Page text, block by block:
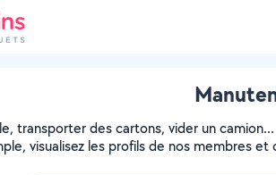
transporter des cartons, vider un
visualisez les profils de nos membres et